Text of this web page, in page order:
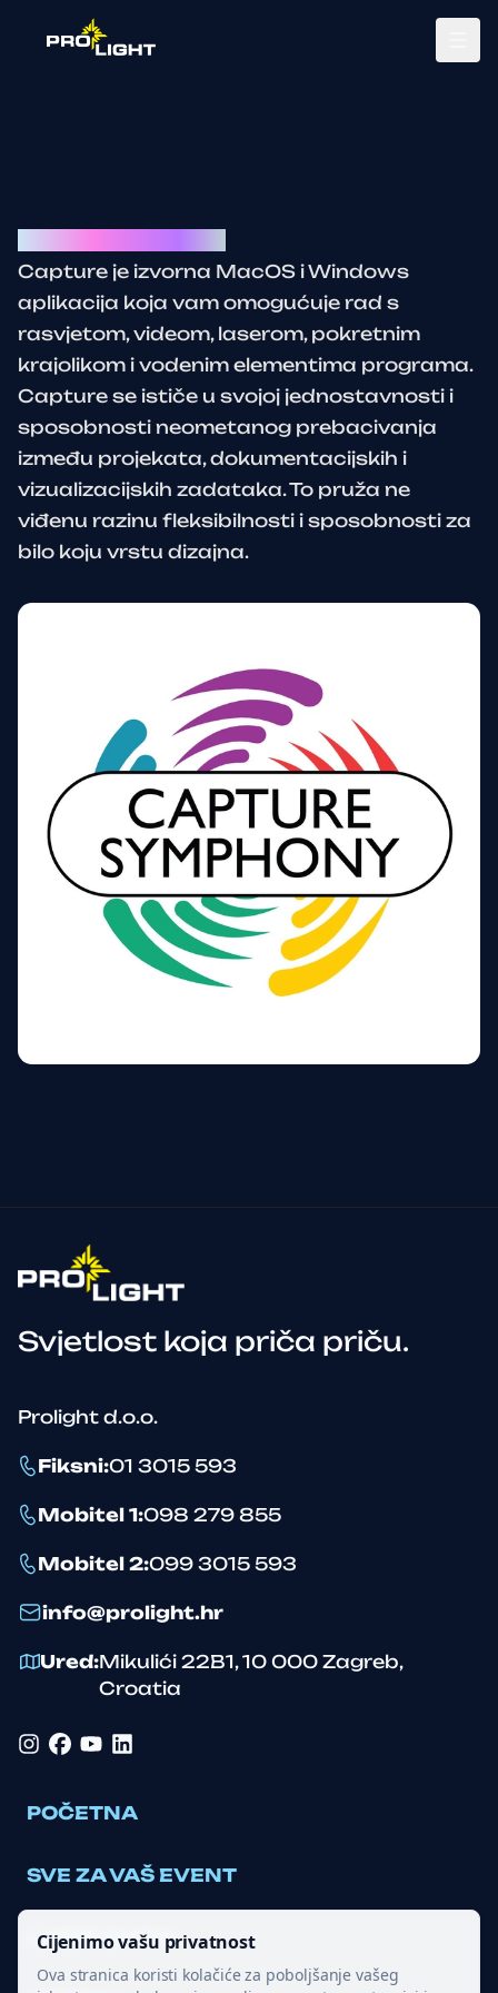
Capture je izvorna MacOS i Windows
aplikacija koja vam omogućuje rad s
rasvjetom, videom, laserom, pokretnim
krajolikom i vodenim elementima programa.
Capture se ističe u svojoj jednostavnosti i
sposobnosti neometanog prebacivanja
između projekata, dokumentacijskih i
vizualizacijskih zadataka. To pruža ne
viđenu razinu fleksibilnosti i sposobnosti za
bilo koju vrstu dizajna.
Svjetlost koja priča priču.
Prolight d.o.o.
Fiksni:01 3015 593
Mobitel 1:098 279 855
Mobitel 2:099 3015 593
info@prolight.hr
Ured:Mikulići 22B1,10 000 Zagreb,
Croatia
POČETNA
SVE ZA VAŠ EVENT
LASER SHOW
Cijenimo vašu privatnost
Ova stranica koristi kolačiće za poboljšanje vašeg